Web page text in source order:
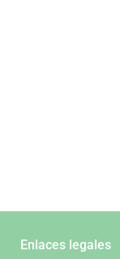
Enlaces legales